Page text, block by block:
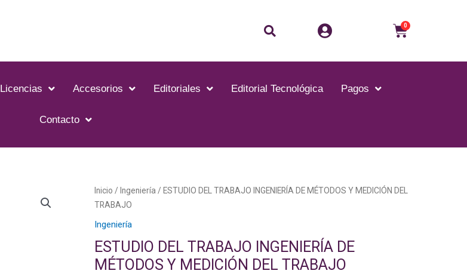
Buscar 0Carrito
Licencias Accesorios Editoriales Editorial Tecnológica Pagos
Contacto
Inicio / Ingeniería / ESTUDIO DEL TRABAJO INGENIERÍA DE MÉTODOS Y MEDICIÓN DEL
TRABAJO
Ingeniería
ESTUDIO DEL TRABAJO INGENIERÍA DE
MÉTODOS Y MEDICIÓN DEL TRABAJO
ESTUDIO
DEL
TRABAJO
INGENIERÍA
DE
MÉTODOS